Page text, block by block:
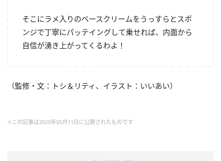
そこにラメ入りのベースクリームをうっすらとスポ
ンジで丁寧にパッテイングして乗せれば、内面から
自信が湧き上がってくるわよ！
（監修・文：トシ＆リティ、イラスト：いいあい）
※この記事は2020年05月11日に公開されたものです